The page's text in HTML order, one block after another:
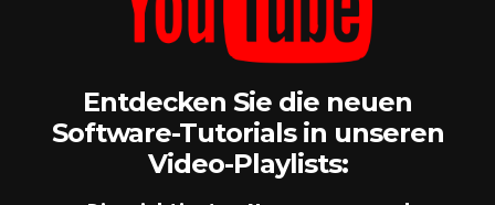
Entdecken Sie die neuen
Software-Tutorials in unseren
Video-Playlists: